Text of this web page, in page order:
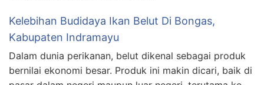
Kelebihan Budidaya Ikan Belut Di Bongas,
Kabupaten Indramayu
Dalam dunia perikanan, belut dikenal sebagai produk
bernilai ekonomi besar. Produk ini makin dicari, baik di